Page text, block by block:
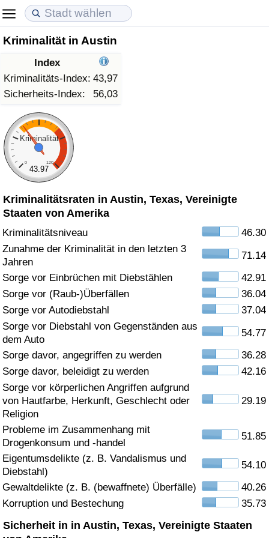
Kriminalität in Austin
Index
Kriminalitäts-Index: 43,97
Sicherheits-Index:
56,03
Kriminalität
0 120
43.97
Kriminalitätsraten in Austin, Texas, Vereinigte
Staaten von Amerika
Kriminalitätsniveau
46.30
Zunahme der Kriminalität in den letzten 3
Jahren
71.14
Sorge vor Einbrüchen mit Diebstählen
42.91
Sorge vor (Raub-)Überfällen
36.04
Sorge vor Autodiebstahl
37.04
Sorge vor Diebstahl von Gegenständen aus
dem Auto
54.77
Sorge davor, angegriffen zu werden
36.28
Sorge davor, beleidigt zu werden
42.16
Sorge vor körperlichen Angriffen aufgrund
von Hautfarbe, Herkunft, Geschlecht oder
Religion
29.19
Probleme im Zusammenhang mit
Drogenkonsum und -handel
51.85
Eigentumsdelikte (z. B. Vandalismus und
Diebstahl)
54.10
Gewaltdelikte (z. B. (bewaffnete) Überfälle)
40.26
Korruption und Bestechung
35.73
Sicherheit in in Austin, Texas, Vereinigte Staaten
Lebenshaltungskosten
Lebenshaltungskosten-Index (aktuell)
Lebenshaltungskosten-Index
Lebenshaltungskosten-Index nach Land
in Akaba
Immobilienpreise
Immobilienpreis-Index (aktuell)
Immobilienpreis-Index
Immobilienpreis-Index nach Land
Lebensqualität
Lebensqualität-Index
Lebensqualität-Index (aktuell)
Lebensqualitätsindex nach Land
Kriminalität
Kriminalitäts-Index (aktuell)
Kriminalitäts-Index
Kriminalitätsindex nach Land
Gesundheitsversorgung
Gesundheitsversorgungs-Index (aktuell)
Gesundheitsversorgungs-Index
Gesundheitsversorgungs-Index nach Land
Umweltverschmutzung
Umweltverschmutzungs-Index (aktuell)
Verschmutzungsindex
Umweltverschmutzungs-Index nach Land
Verkehr